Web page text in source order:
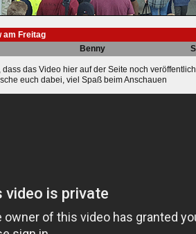
am Freitag
Benny
das Video hier auf der Seite noch
euch dabei, viel Spaß beim Anschauen